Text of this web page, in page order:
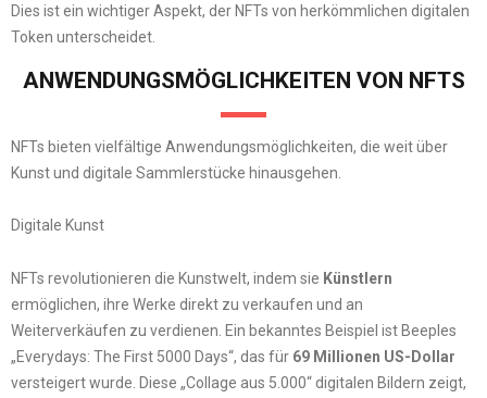
Dies ist ein wichtiger Aspekt, der NFTs von herkömmlichen digitalen
Token unterscheidet.
ANWENDUNGSMÖGLICHKEITEN VON NFTS
NFTs bieten vielfältige Anwendungsmöglichkeiten, die weit über
Kunst und digitale Sammlerstücke hinausgehen.
Digitale Kunst
NFTs revolutionieren die Kunstwelt, indem sie Künstlern
ermöglichen, ihre Werke direkt zu verkaufen und an
Weiterverkäufen zu verdienen. Ein bekanntes Beispiel ist Beeples
„Everydays: The First 5000 Days“, das für 69 Millionen US-Dollar
versteigert wurde. Diese „Collage aus 5.000“ digitalen Bildern zeigt,